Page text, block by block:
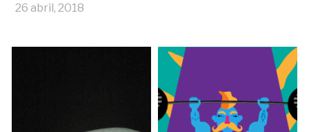
26 abril, 2018